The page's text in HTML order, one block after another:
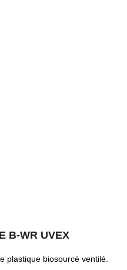
B-WR UVEX
plastique biosourcé ventilé.